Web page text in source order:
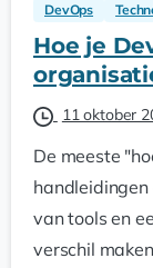
DevOps
Hoe je
11 oktober
De meeste
van tools en
verschil